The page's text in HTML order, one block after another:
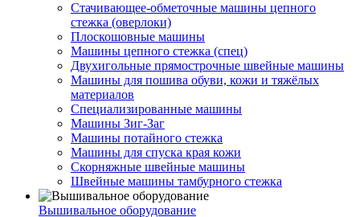
Стачивающее-обметочные машины цепного
стежка (оверлоки)
Плоскошовные машины
Машины цепного стежка (спец)
Двухигольные прямострочные швейные машины
Машины для пошива обуви, кожи и тяжёлых
материалов
Специализированные машины
Машины Зиг-Заг
Машины потайного стежка
Машины для спуска края кожи
Скорняжные швейные машины
Швейные машины тамбурного стежка
Вышивальное оборудование